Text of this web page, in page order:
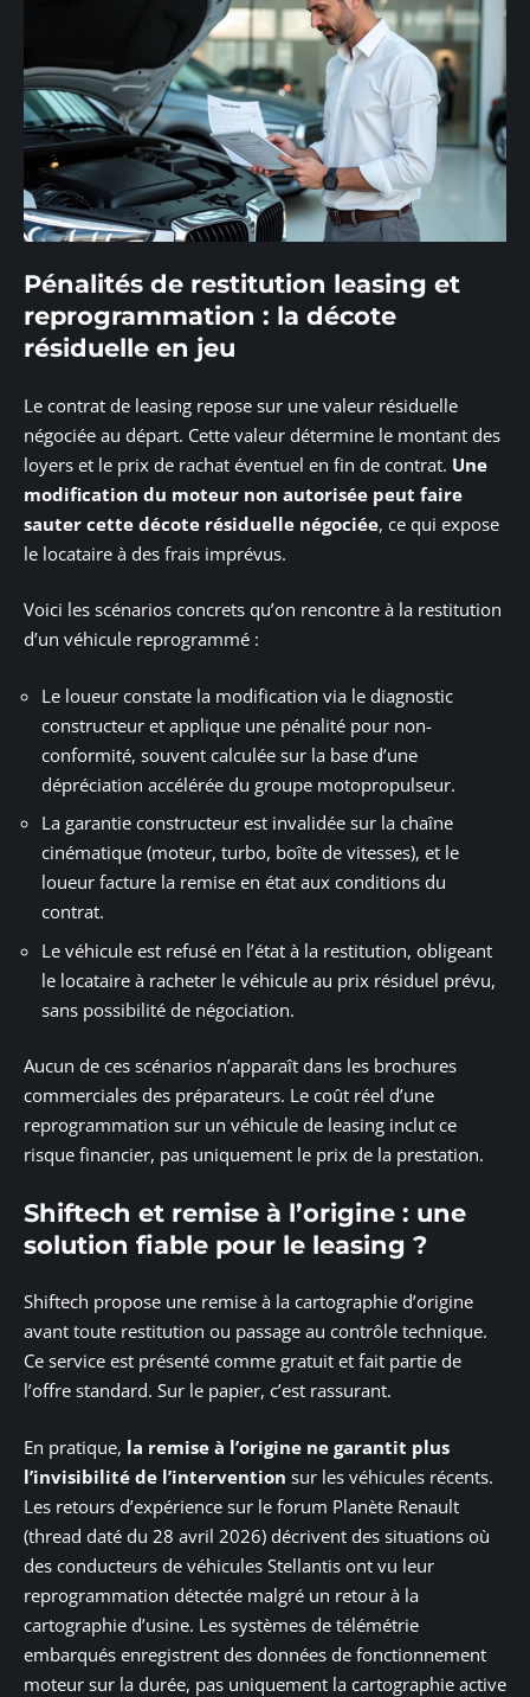
Pénalités de restitution leasing et
reprogrammation : la décote
résiduelle en jeu
Le contrat de leasing repose sur une valeur résiduelle
négociée au départ. Cette valeur détermine le montant des
loyers et le prix de rachat éventuel en fin de contrat. Une
modification du moteur non autorisée peut faire
sauter cette décote résiduelle négociée, ce qui expose
le locataire à des frais imprévus.
Voici les scénarios concrets qu’on rencontre à la restitution
d’un véhicule reprogrammé :
Le loueur constate la modification via le diagnostic
constructeur et applique une pénalité pour non-
conformité, souvent calculée sur la base d’une
dépréciation accélérée du groupe motopropulseur.
La garantie constructeur est invalidée sur la chaîne
cinématique (moteur, turbo, boîte de vitesses), et le
loueur facture la remise en état aux conditions du
contrat.
Le véhicule est refusé en l’état à la restitution, obligeant
le locataire à racheter le véhicule au prix résiduel prévu,
sans possibilité de négociation.
Aucun de ces scénarios n’apparaît dans les brochures
commerciales des préparateurs. Le coût réel d’une
reprogrammation sur un véhicule de leasing inclut ce
risque financier, pas uniquement le prix de la prestation.
Shiftech et remise à l’origine : une
solution fiable pour le leasing ?
Shiftech propose une remise à la cartographie d’origine
avant toute restitution ou passage au contrôle technique.
Ce service est présenté comme gratuit et fait partie de
l’offre standard. Sur le papier, c’est rassurant.
En pratique, la remise à l’origine ne garantit plus
l’invisibilité de l’intervention sur les véhicules récents.
Les retours d’expérience sur le forum Planète Renault
(thread daté du 28 avril 2026) décrivent des situations où
des conducteurs de véhicules Stellantis ont vu leur
reprogrammation détectée malgré un retour à la
cartographie d’usine. Les systèmes de télémétrie
embarqués enregistrent des données de fonctionnement
moteur sur la durée, pas uniquement la cartographie active